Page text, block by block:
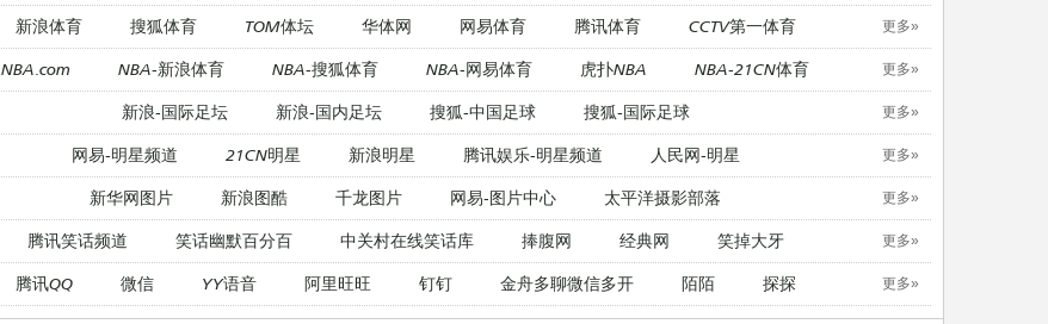
新浪体育 搜狐体育 TOM体坛 华体网 网易体育 腾讯体育 CCTV第一体育 更多»
NBA.com NBA-新浪体育 NBA-搜狐体育 NBA-网易体育 虎扑NBA NBA-21CN体育 更多»
新浪-国际足坛 新浪-国内足坛 搜狐-中国足球 搜狐-国际足球 更多»
网易-明星频道 21CN明星 新浪明星 腾讯娱乐-明星频道 人民网-明星 更多»
新华网图片 新浪图酷 千龙图片 网易-图片中心 太平洋摄影部落 更多»
腾讯笑话频道 笑话幽默百分百 中关村在线笑话库 捧腹网 经典网 笑掉大牙 更多»
腾讯QQ 微信 YY语音 阿里旺旺 钉钉 金舟多聊微信多开 陌陌 探探 更多»